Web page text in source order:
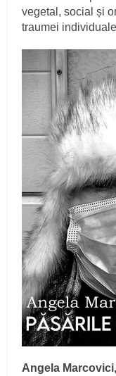
vegetal, social și
traumei
Angela